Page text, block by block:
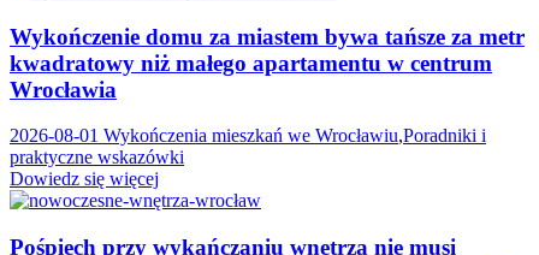
Wykończenie domu za miastem bywa tańsze za metr
kwadratowy niż małego apartamentu w centrum
Wrocławia
2026-08-01 Wykończenia mieszkań we Wrocławiu,Poradniki i
praktyczne wskazówki
Dowiedz się więcej
Pośpiech przy wykańczaniu wnętrza nie musi